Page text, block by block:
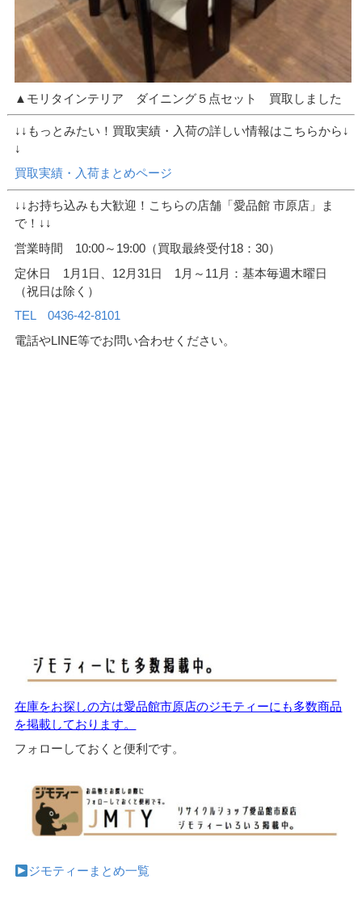
▲モリタインテリア ダイニング５点セット 買取しました
↓↓もっとみたい！買取実績・入荷の詳しい情報はこちらから↓
↓
買取実績・入荷まとめページ
↓↓お持ち込みも大歓迎！こちらの店舗「愛品館 市原店」ま
で！↓↓
営業時間 10:00～19:00（買取最終受付18：30）
定休日 1月1日、12月31日 1月～11月：基本毎週木曜日
（祝日は除く）
TEL 0436-42-8101
電話やLINE等でお問い合わせください。
在庫をお探しの方は愛品館市原店のジモティーにも多数商品
を掲載しております。
フォローしておくと便利です。
ジモティーまとめ一覧